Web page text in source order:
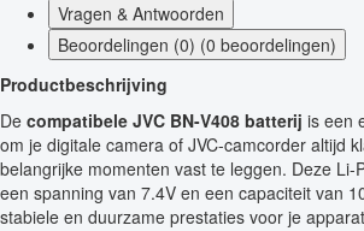
Vragen & Antwoorden
Beoordelingen (0) (0 beoordelingen)
Productbeschrijving
De compatibele JVC BN-V408 batterij is een
om je digitale camera of JVC-camcorder altijd
belangrijke momenten vast te leggen. Deze Li-
een spanning van 7.4V en een capaciteit van
stabiele en duurzame prestaties voor je